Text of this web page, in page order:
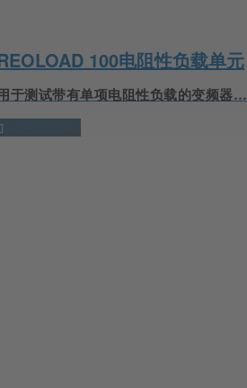
100电阻性负载单元
于测试带有单项电阻性负载的变频器…